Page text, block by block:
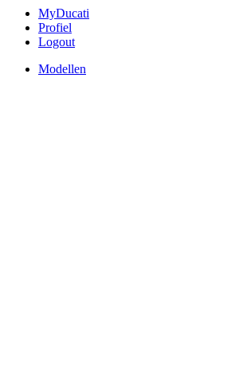
MyDucati
Profiel
Logout
Modellen